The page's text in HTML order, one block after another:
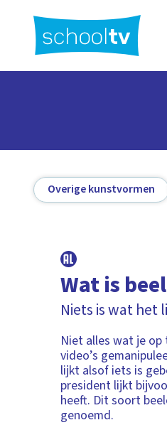
hoofdinhoud
Overige kunstvormen
Wat is
Niets is wat het
Niet alles wat je
video’s
lijkt alsof iets is
president lijkt
heeft. Dit soort
genoemd.